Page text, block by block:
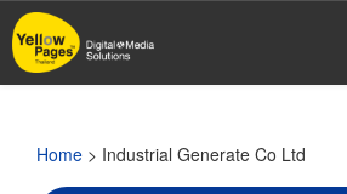
Skip
to
main
Home > Industrial Generate Co Ltd